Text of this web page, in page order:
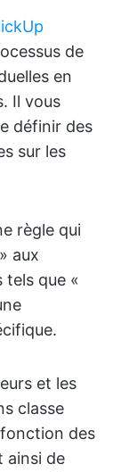
de
en
Il vous
définir des
sur les
règle qui
aux
que «
et les
classe
des
ainsi de